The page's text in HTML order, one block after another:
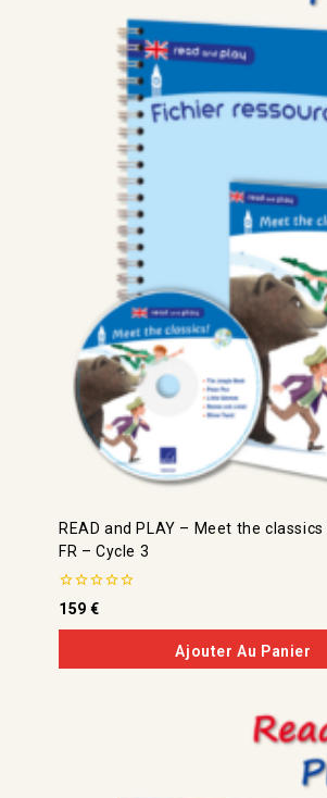
READ and PLAY – Meet the
FR – Cycle 3
0
de
5
159€
Ajouter Au Panier